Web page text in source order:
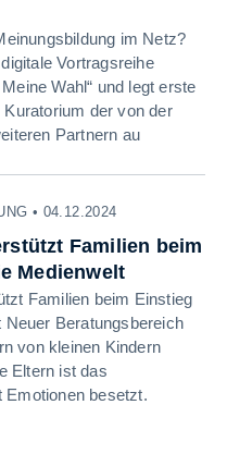
im Netz?
Vortragsreihe
Wahl“ und legt erste
der von der
Partnern au
• 04.12.2024
Familien beim
Medienwelt
Familien beim Einstieg
Neuer Beratungsbereich
von kleinen Kindern
Eltern ist das
Emotionen besetzt.